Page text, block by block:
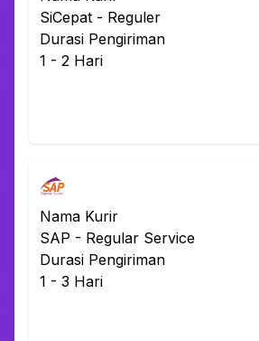
SiCepat - Reguler
Durasi Pengiriman
1 - 2 Hari
Nama Kurir
SAP - Regular Service
Durasi Pengiriman
1 - 3 Hari